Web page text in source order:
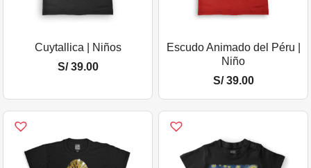
Cuytallica | Niños
S/39.00
Escudo Animado del Péru |
Niño
S/39.00